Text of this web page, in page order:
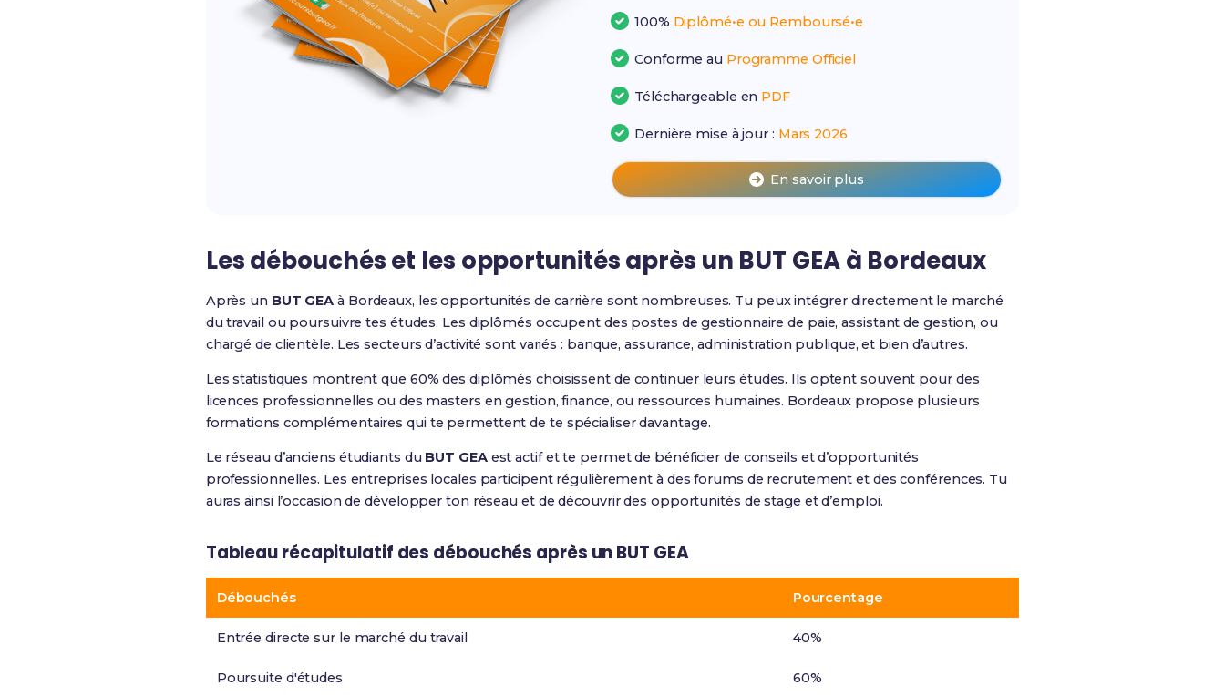
100% Diplômé•e ou Remboursé•e
Conforme au Programme Officiel
Téléchargeable en PDF
Dernière mise à jour : Mars 2026
En savoir plus
Les débouchés et les opportunités après un BUT GEA à Bordeaux
Après un BUT GEA à Bordeaux, les opportunités de carrière sont nombreuses. Tu peux intégrer directement le marché
du travail ou poursuivre tes études. Les diplômés occupent des postes de gestionnaire de paie, assistant de gestion, ou
chargé de clientèle. Les secteurs d’activité sont variés : banque, assurance, administration publique, et bien d’autres.
Les statistiques montrent que 60% des diplômés choisissent de continuer leurs études. Ils optent souvent pour des
licences professionnelles ou des masters en gestion, finance, ou ressources humaines. Bordeaux propose plusieurs
formations complémentaires qui te permettent de te spécialiser davantage.
Le réseau d’anciens étudiants du BUT GEAest actif et te permet de bénéficier de conseils et d’opportunités
professionnelles. Les entreprises locales participent régulièrement à des forums de recrutement et des conférences. Tu
auras ainsi l’occasion de développer ton réseau et de découvrir des opportunités de stage et d’emploi.
Tableau récapitulatif des débouchés après un BUT GEA
Débouchés Pourcentage
Entrée directe sur le marché du travail 40%
Poursuite d'études 60%